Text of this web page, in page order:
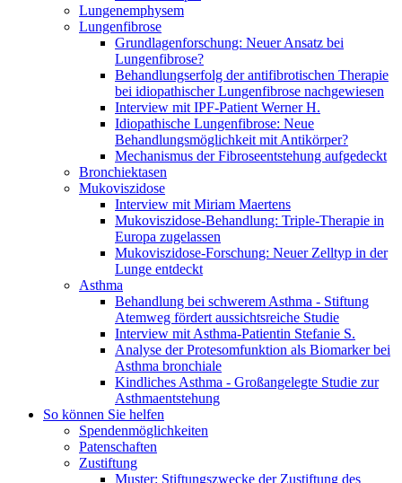
Lungenemphysem
Lungenfibrose
Grundlagenforschung: Neuer Ansatz bei
Lungenfibrose?
Behandlungserfolg der antifibrotischen Therapie
bei idiopathischer Lungenfibrose nachgewiesen
Interview mit IPF-Patient Werner H.
Idiopathische Lungenfibrose: Neue
Behandlungsmöglichkeit mit Antikörper?
Mechanismus der Fibroseentstehung aufgedeckt
Bronchiektasen
Mukoviszidose
Interview mit Miriam Maertens
Mukoviszidose-Behandlung: Triple-Therapie in
Europa zugelassen
Mukoviszidose-Forschung: Neuer Zelltyp in der
Lunge entdeckt
Asthma
Behandlung bei schwerem Asthma - Stiftung
Atemweg fördert aussichtsreiche Studie
Interview mit Asthma-Patientin Stefanie S.
Analyse der Protesomfunktion als Biomarker bei
Asthma bronchiale
Kindliches Asthma - Großangelegte Studie zur
Asthmaentstehung
So können Sie helfen
Spendenmöglichkeiten
Patenschaften
Zustiftung
Muster: Stiftungszwecke der Zustiftung des